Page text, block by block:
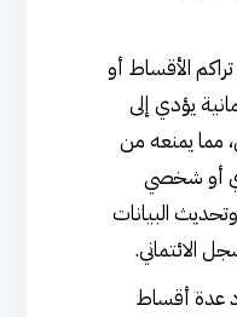
تراكم الأقساط أو
يؤدي إلى
مما يمنعه من
أو شخصي
البيانات
الائتماني.
عدة أقساط